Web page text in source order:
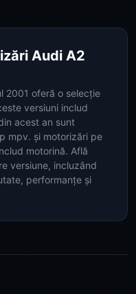
Audi A2
2001 oferă o selecție
versiuni includ
acest an sunt
mpv. și motorizări pe
motorină. Află
versiune, incluzând
performanțe și